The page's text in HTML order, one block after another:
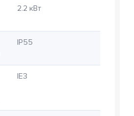
2.2 кВт
IP55
IE3